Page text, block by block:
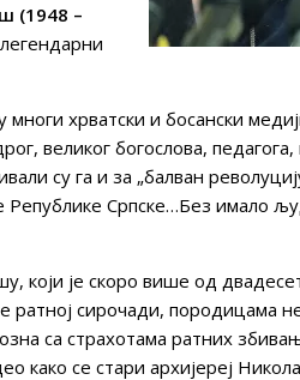
(1948 –
хрватски и босански
великог богослова,
су га и за „балван
Републике Српске…Без имало
који је скоро више од
ратној сирочади, породицама
са страхотама ратних
како се стари архијереј